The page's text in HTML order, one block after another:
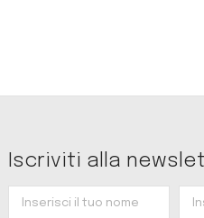
Iscriviti alla